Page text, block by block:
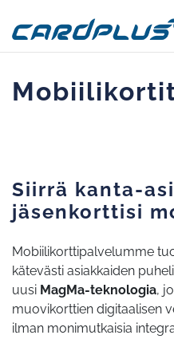
Siirrä kanta-
jäsenkorttisi
Mobiilikorttipalvelumme
kätevästi asiakkaiden
uusi MagMa-teknologia,
muovikorttien digitaalisen
ilman monimutkaisia